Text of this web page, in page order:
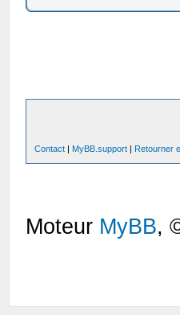
Contact | MyBB.support | Retourner
Moteur MyBB,